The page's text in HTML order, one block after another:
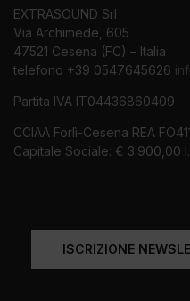
EXTRASOUND Srl
Via Archimede, 605
47521 Cesena (FC) – Italia
telefono +39 0547645626
Partita IVA IT04436860409
CCIAA Forlì-Cesena REA
Capitale Sociale: € 3.900,00
ISCRIZIONE